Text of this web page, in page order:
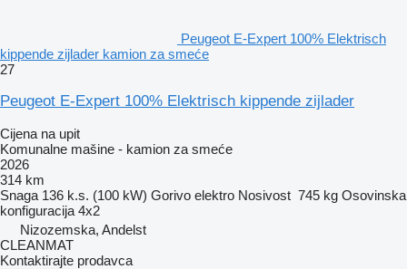
Peugeot E-Expert 100% Elektrisch
kippende zijlader kamion za smeće
27
Peugeot E-Expert 100% Elektrisch kippende zijlader
Cijena na upit
Komunalne mašine - kamion za smeće
2026
314 km
Snaga 136 k.s. (100 kW) Gorivo elektro Nosivost 745 kg Osovinska
konfiguracija 4x2
Nizozemska, Andelst
CLEANMAT
Kontaktirajte prodavca